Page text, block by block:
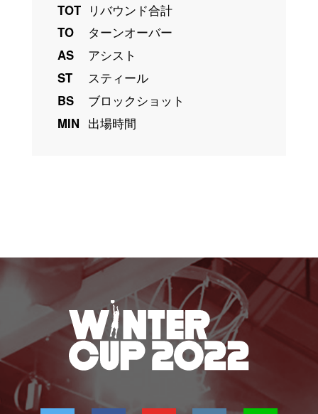
TOT リバウンド合計
TO
ターンオーバー
AS
アシスト
ST
スティール
BS
ブロックショット
MIN 出場時間